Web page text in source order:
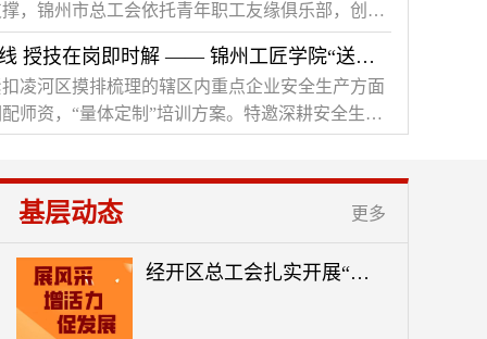
，锦州市总工会依托青年职工友缘俱乐部，创新
·遇见未知的TA”沉浸式心理团辅联谊活动，50名单
在温和包容的互动场景中坦诚交流、邂逅同频知
问需问策到一线 授技在岗即时解 —— 锦州工匠学院“送技能进企业”走进凌河区
凌河区摸排梳理的辖区内重点企业安全生产方面
师资，“量体定制”培训方案。特邀深耕安全生产
、杨铁刚两位资深讲师，深入一线开展“送技能
推动技术指导直达车间，实现需求在一线对接、
确保技能培训“接地气、见实效”。
基层动态 更多
经开区总工会扎实开展“安全生产吹哨人”系列宣传活动